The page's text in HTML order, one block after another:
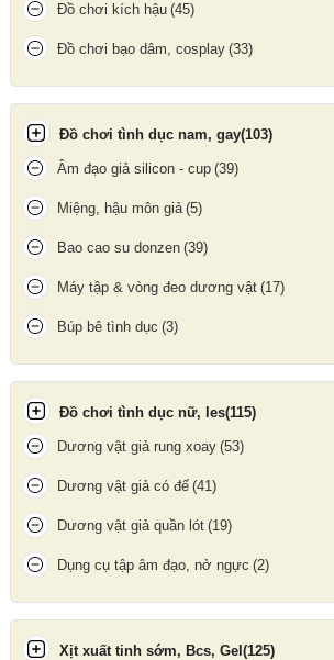
Dầu massage Flowziax Sore Muscle có
Cách sử dụng
Lấy một lượng dầu vừa đủ ra tay hoặc bôi
Massage nhẹ nhàng theo chuyển động
thấm đều.
Đồ chơi kích hậu (45)
Đồ chơi bạo dâm, cosplay (33)
Đồ chơi tình dục nam, gay(103)
Âm đạo giả silicon - cup (39)
Miệng, hậu môn giả (5)
Bao cao su donzen (39)
Máy tập & vòng đeo dương vật (17)
Búp bê tình dục (3)
Đồ chơi tình dục nữ, les(115)
Dương vật giả rung xoay (53)
Dương vật giả có đế (41)
Dương vật giả quần lót (19)
Dụng cụ tập âm đạo, nở ngực (2)
Xịt xuất tinh sớm, Bcs, Gel(125)